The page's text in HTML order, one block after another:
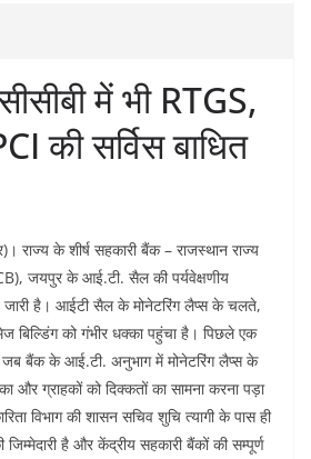
में भी RTGS,
की सर्विस बाधित
के शीर्ष सहकारी बैंक – राजस्थान राज्य
जयपुर के आई.टी. सैल की पर्यवेक्षणीय
जारी है। आईटी सैल के मोनेटरिंग लैप्स के चलते,
बिल्डिंग को गंभीर धक्का पहुंचा है। पिछले एक
जब बैंक के आई.टी. अनुभाग में मोनेटरिंग लैप्स के
और ग्राहकों को दिक्कतों का सामना करना पड़ा
विभाग की शासन सचिव शुचि त्यागी के पास ही
है और केंद्रीय सहकारी बैंकों की सम्पूर्ण